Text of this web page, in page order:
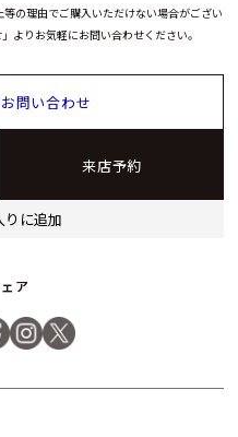
るチャレンジのために帰還
その大胆なデザイン、卓越
ダイヤルカラーは様々な部
製モデルには、フォールデ
リーレザーストラップ、ま
ォールディング・クラスプ付
レットのいずれかをお選び
機能性、耐腐食性にすぐれ
ことでしょう。
ール)と機首上げ(ピッチア
の理由でご購入いただけない場合がござい
よりお気軽にお問い合わせください。
問い合わせ
来店予約
りに追加
ア